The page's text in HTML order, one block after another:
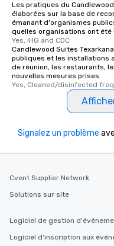
Les pratiques du
élaborées sur la base de
émanant d'organismes
quelles organisations ont
Yes, IHG and CDC
Candlewood Suites
publiques et les installations
de réunion, les restaurants,
nouvelles mesures prises.
Yes, Cleaned/disinfected
Signalez un problème
Cvent Supplier Network
Solutions sur site
Logiciel de gestion
Logiciel d'inscription aux